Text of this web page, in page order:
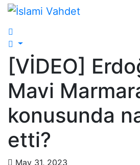
Skip
content
[VİDEO]
Mavi
konusunda
etti?
May 31, 2023